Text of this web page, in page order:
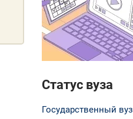
Статус вуза
Государственный вуз